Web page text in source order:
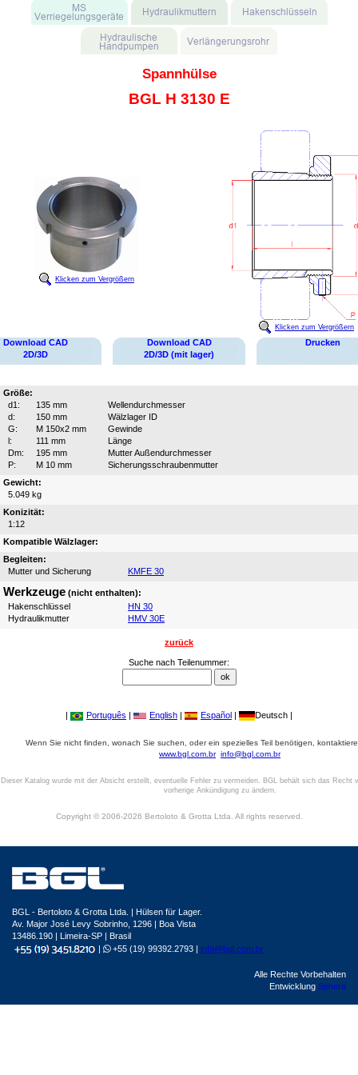
Spannhülse
BGL H 3130 E
Klicken zum Vergrößern
Klicken zum Vergrößern
Download CAD
2D/3D
Download CAD
2D/3D (mit lager)
Drucken
Größe:
d1:
135 mm
Wellendurchmesser
d:
150 mm
Wälzlager ID
G:
M 150x2 mm
Gewinde
l:
111 mm
Länge
Dm:
195 mm
Mutter Außendurchmesser
P:
M 10 mm
Sicherungsschraubenmutter
Gewicht:
5.049 kg
Konizität:
1:12
Kompatible Wälzlager:
Begleiten:
Mutter und Sicherung
KMFE 30
Werkzeuge (nicht enthalten):
Hakenschlüssel
HN 30
Hydraulikmutter
HMV 30E
zurück
Suche nach Teilenummer:
| Português | English | Español | Deutsch |
Wenn Sie nicht finden, wonach Sie suchen, oder ein spezielles Teil benötigen,
www.bgl.com.br info@bgl.com.br
Dieser Katalog wurde mit der Absicht erstellt, eventuelle Fehler zu vermeiden. BGL behält sich das Recht
vorherige Ankündigung zu ändern.
Copyright © 2006-2026 Bertoloto & Grotta Ltda. All rights reserved.
BGL - Bertoloto & Grotta Ltda. | Hülsen für Lager.
Av. Major José Levy Sobrinho, 1296 | Boa Vista
13486.190 | Limeira-SP | Brasil
|
+55 (19) 99392.2793 | info@bgl.com.br
Alle Rechte Vorbehalten
Entwicklung Sphera